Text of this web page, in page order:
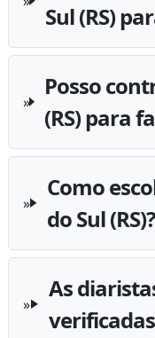
Sul (RS)
Posso
(RS) para
Como
do Sul (RS)?
As